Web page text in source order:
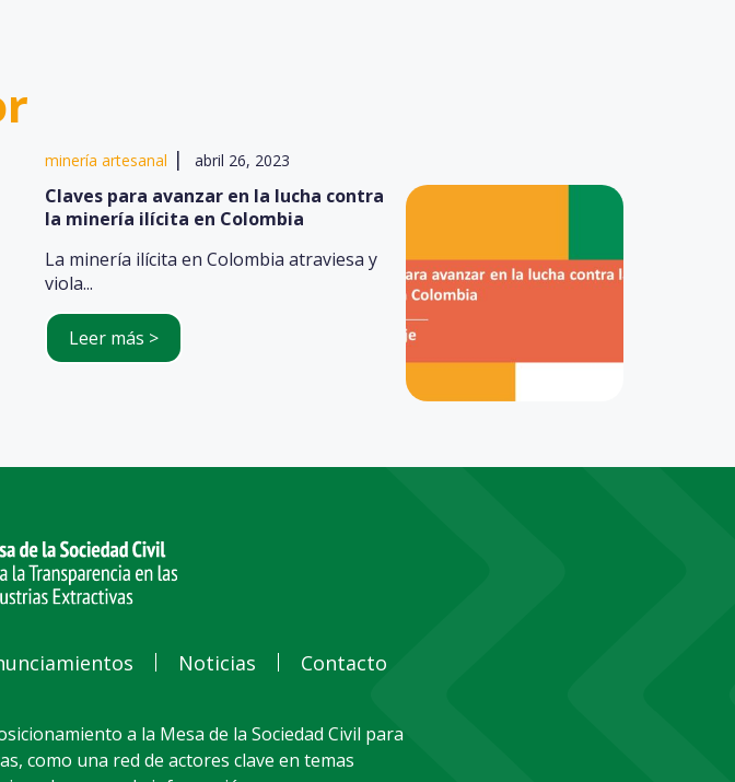
minería artesanal | abril 26, 2023
Claves para avanzar en la lucha contra
la minería ilícita en Colombia
La minería ilícita en Colombia atraviesa y
viola...
Leer más >
Noticias Contacto
a la Mesa de la Sociedad Civil para
como una red de actores clave en temas